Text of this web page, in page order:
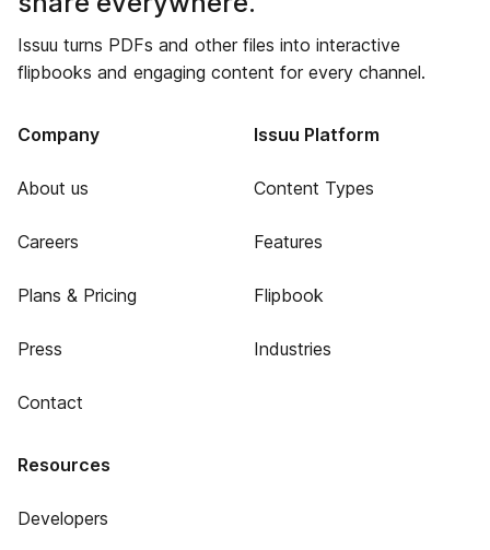
Issuu turns PDFs and other files into interactive
flipbooks and engaging content for every channel.
Company
About us
Careers
Plans & Pricing
Press
Contact
Issuu Platform
Content Types
Features
Flipbook
Industries
Resources
Developers